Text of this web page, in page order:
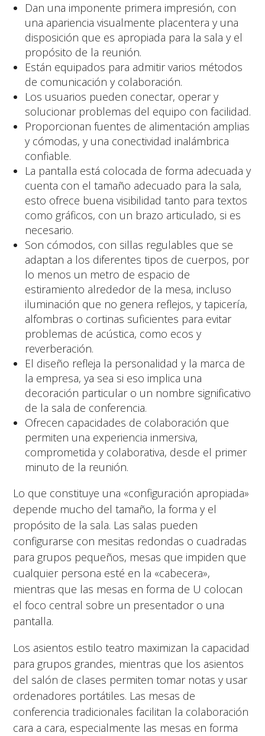
Dan una imponente primera impresión, con
una apariencia visualmente placentera y una
disposición que es apropiada para la sala y el
propósito de la reunión.
Están equipados para admitir varios métodos
de comunicación y colaboración.
Los usuarios pueden conectar, operar y
solucionar problemas del equipo con facilidad.
Proporcionan fuentes de alimentación amplias
y cómodas, y una conectividad inalámbrica
confiable.
La pantalla está colocada de forma adecuada y
cuenta con el tamaño adecuado para la sala,
esto ofrece buena visibilidad tanto para textos
como gráficos, con un brazo articulado, si es
necesario.
Son cómodos, con sillas regulables que se
adaptan a los diferentes tipos de cuerpos, por
lo menos un metro de espacio de
estiramiento alrededor de la mesa, incluso
iluminación que no genera reflejos, y tapicería,
alfombras o cortinas suficientes para evitar
problemas de acústica, como ecos y
reverberación.
El diseño refleja la personalidad y la marca de
la empresa, ya sea si eso implica una
decoración particular o un nombre significativo
de la sala de conferencia.
Ofrecen capacidades de colaboración que
permiten una experiencia inmersiva,
comprometida y colaborativa, desde el primer
minuto de la reunión.
Lo que constituye una «configuración apropiada»
depende mucho del tamaño, la forma y el
propósito de la sala. Las salas pueden
configurarse con mesitas redondas o cuadradas
para grupos pequeños, mesas que impiden que
cualquier persona esté en la «cabecera»,
mientras que las mesas en forma de U colocan
el foco central sobre un presentador o una
pantalla.
Los asientos estilo teatro maximizan la capacidad
para grupos grandes, mientras que los asientos
del salón de clases permiten tomar notas y usar
ordenadores portátiles. Las mesas de
conferencia tradicionales facilitan la colaboración
cara a cara, especialmente las mesas en forma